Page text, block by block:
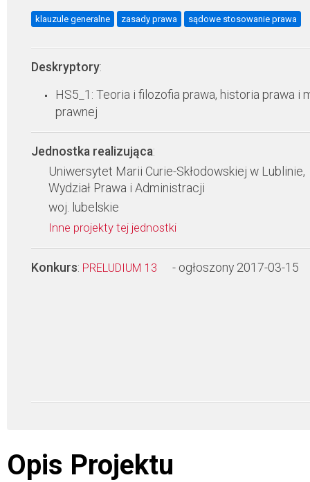
klauzule generalne zasady prawa sądowe stosowanie prawa
Deskryptory:
HS5_1: Teoria i filozofia prawa, historia prawa i
prawnej
Jednostka realizująca:
Uniwersytet Marii Curie-Skłodowskiej w Lublinie,
Wydział Prawa i Administracji
woj. lubelskie
Inne projekty tej jednostki
Konkurs: PRELUDIUM 13 - ogłoszony 2017-03-15
Opis Projektu